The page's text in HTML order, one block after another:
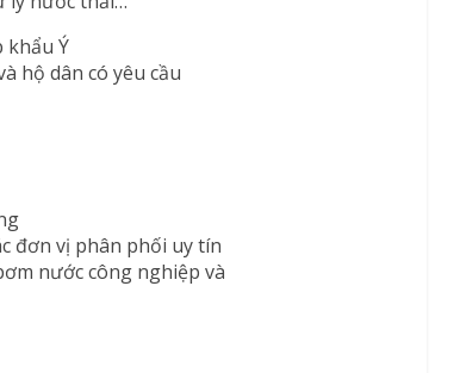
khẩu Ý
hộ dân có yêu cầu
đơn vị phân phối uy tín
nước công nghiệp và